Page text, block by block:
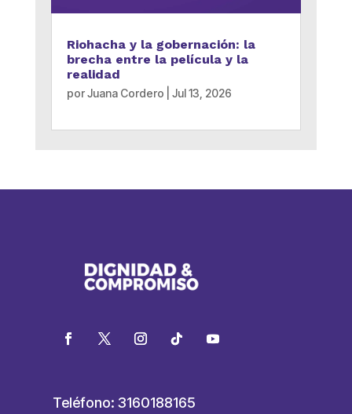
Riohacha y la gobernación: la
brecha entre la película y la
realidad
porJuana Cordero Jul 13, 2026
Teléfono: 3160188165